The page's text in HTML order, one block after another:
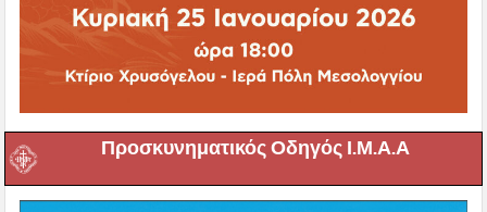
Προσκυνηματικός Οδηγός Ι.Μ.Α.Α